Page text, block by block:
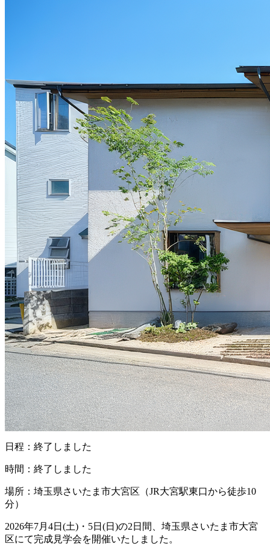
日程：終了しました
時間：終了しました
場所：埼玉県さいたま市大宮区（JR大宮駅東口から徒歩10
分）
2026年7月4日(土)・5日(日)の2日間、埼玉県さいたま市大宮
区にて完成見学会を開催いたしました。